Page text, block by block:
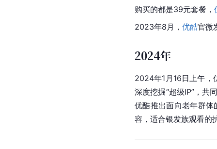
购买的都是39元套餐，
2023年8月， 优酷官微
2024年
2024年1月16日上午，
深度挖掘“超级IP”，共
优酷推出面向老年群体
容，适合银发族观看的